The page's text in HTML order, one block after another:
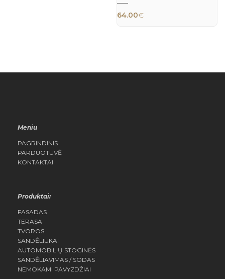
64.00€
Meniu
PAGRINDINIS
PARDUOTUVĖ
KONTAKTAI
Produktai:
FASADAS
TERASA
TVOROS
SANDĖLIUKAI
AUTOMOBILIŲ STOGINĖS
SANDĖLIAVIMAS / SODAS
NEMOKAMI PAVYZDŽIAI